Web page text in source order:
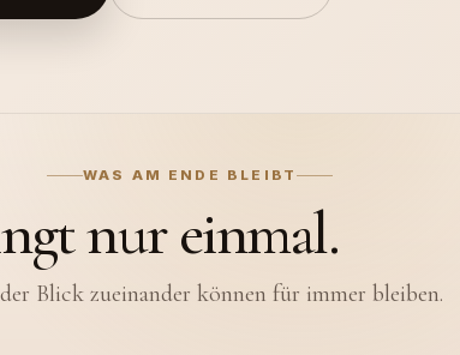
WAS AM ENDE BLEIBT
nur einmal.
Blick zueinander können für immer bleiben.